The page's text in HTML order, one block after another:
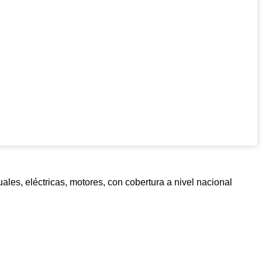
eléctricas, motores, con cobertura a nivel nacional